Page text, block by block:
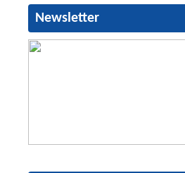
Newsletter